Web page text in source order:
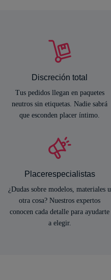
Discreción total
Tus pedidos llegan en paquetes
neutros sin etiquetas. Nadie sabrá
que esconden placer íntimo.
Placerespecialistas
¿Dudas sobre modelos, materiales u
otra cosa? Nuestros expertos
conocen cada detalle para ayudarte
a elegir.